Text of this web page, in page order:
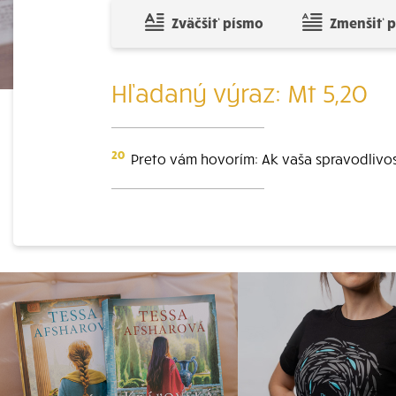
Zväčšiť písmo Zmenšiť
Hľadaný výraz: Mt 5,20
20 Preto vám hovorím: Ak vaša